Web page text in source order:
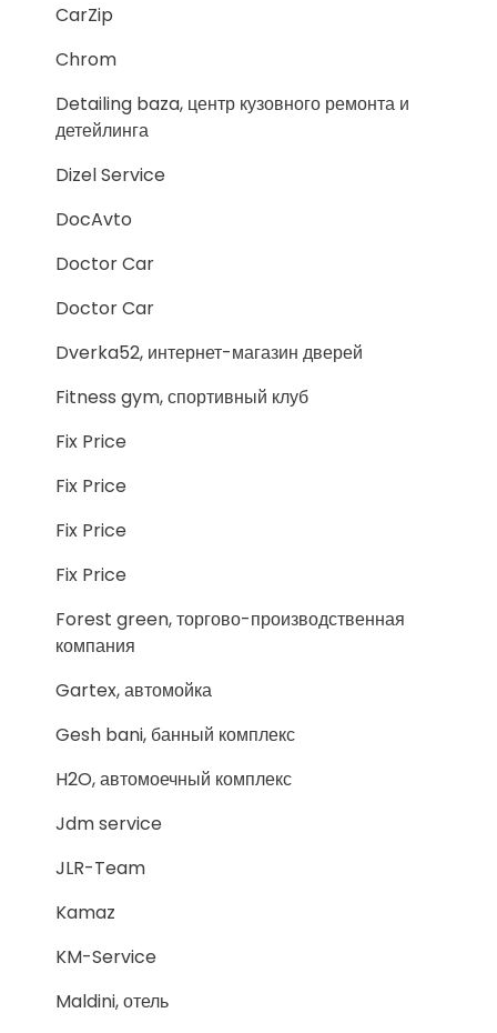
CarZip
Chrom
Detailing baza, центр кузовного ремонта и
детейлинга
Dizel Service
DocAvto
Doctor Car
Doctor Car
Dverka52, интернет-магазин дверей
Fitness gym, спортивный клуб
Fix Price
Fix Price
Fix Price
Fix Price
Forest green, торгово-производственная
компания
Gartex, автомойка
Gesh bani, банный комплекс
H2O, автомоечный комплекс
Jdm service
JLR-Team
Kamaz
KM-Service
Maldini, отель